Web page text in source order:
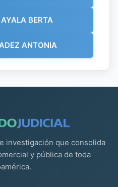
BERTA
ANTONIA
investigación que consolida
y pública de toda